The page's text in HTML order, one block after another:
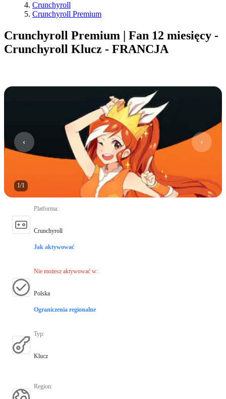
Crunchyroll
Crunchyroll Premium
Crunchyroll Premium | Fan 12 miesięcy -
Crunchyroll Klucz - FRANCJA
1/1
Platforma:
Crunchyroll
Jak aktywować
Nie możesz aktywować w:
Polska
Ograniczenia regionalne
Typ:
Klucz
Region: